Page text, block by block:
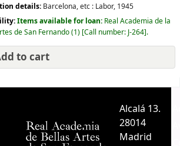
details: Barcelona, etc : Labor, 1945
Items available for loan: Real Academia de la
de San Fernando(1) Call number: J-264 .
to cart
Alcalá 13.
28014
Madrid